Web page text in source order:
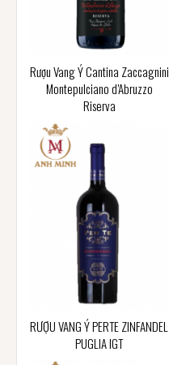
Rượu Vang Ý Cantina Zaccagnini
Montepulciano d’Abruzzo
Riserva
RƯỢU VANG Ý PERTE ZINFANDEL
PUGLIA IGT